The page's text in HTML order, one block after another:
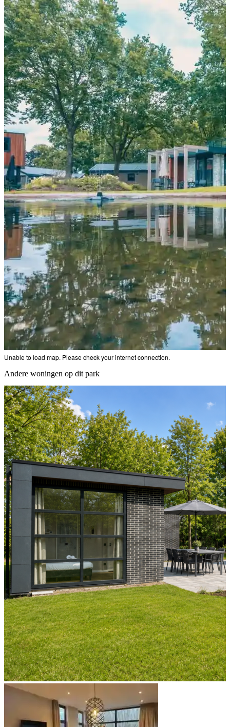
Unable to load map. Please check your internet connection.
Andere woningen op dit park